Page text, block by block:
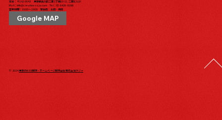
本社：〒142-0043 東京都品川区二葉1丁目10-11 二葉ビル1F
Mail： info@creative-raja.com Tel： 03-6426-6166
営業時間：10:00〜19:00 定休日：土日・祝日
Google MAP
© 2024東京のWEB制作・ホームページ制作会社 株式会社ラジャ